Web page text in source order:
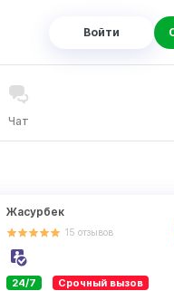
Войти
Чат
Жасурбек
15 отзывов
24/7 Срочный вызов